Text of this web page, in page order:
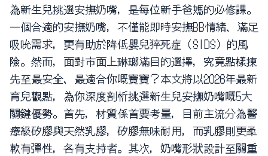
為新生兒挑選安撫奶嘴，是每位新手爸媽的必修課。
一個合適的安撫奶嘴，不僅能即時安撫BB情緒、滿足
吸吮需求，更有助於降低嬰兒猝死症（SIDS）的風
險。然而，面對市面上琳瑯滿目的選擇，究竟點樣揀
先至最安全、最適合你嘅寶寶？本文將以2026年最新
育兒觀點，為你深度剖析挑選新生兒安撫奶嘴嘅5大
關鍵優勢。首先，材質係首要考量，目前主流分為醫
療級矽膠與天然乳膠，矽膠無味耐用，而乳膠則更柔
軟有彈性，各有支持者。其次，奶嘴形狀設計至關重